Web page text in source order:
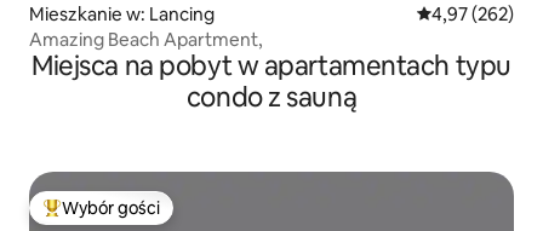
Mieszkanie w: Lancing Średnia
4,97 (262)
Amazing Beach Apartment,
Miejsca na pobyt w apartamentach typu
condo z sauną
Najpopularniejsze z kategorii Wybór gości
Wybór gości